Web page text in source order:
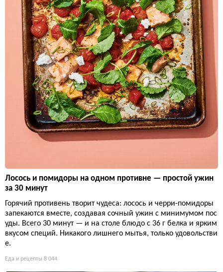
Лосось и помидоры на одном противне — простой ужин
за 30 минут
Горячий противень творит чудеса: лосось и черри-помидоры
запекаются вместе, создавая сочный ужин с минимумом пос
уды. Всего 30 минут — и на столе блюдо с 36 г белка и ярким
вкусом специй. Никакого лишнего мытья, только удовольстви
е.
Еда и рецепты 8 044